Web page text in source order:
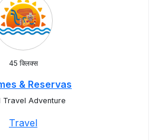
45 क्लिक्स
& Reservas
Travel Adventure
Travel